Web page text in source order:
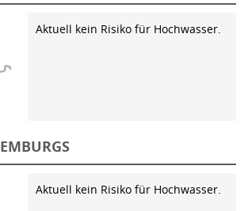
Aktuell kein Risiko für Hochwasser.
Aktuell kein Risiko für Hochwasser.